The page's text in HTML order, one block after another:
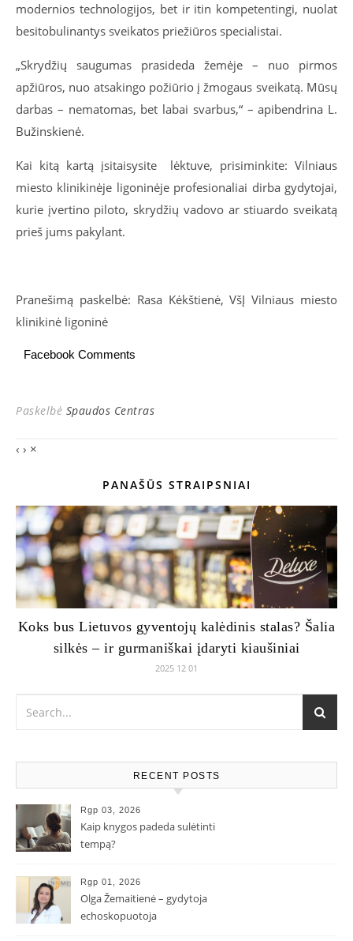
modernios technologijos, bet ir itin kompetentingi, nuolat
besitobulinantys sveikatos priežiūros specialistai.
„Skrydžių saugumas prasideda žemėje – nuo pirmos
apžiūros, nuo atsakingo požiūrio į žmogaus sveikatą. Mūsų
darbas – nematomas, bet labai svarbus,“ – apibendrina L.
Bužinskienė.
Kai kitą kartą įsitaisysite lėktuve, prisiminkite: Vilniaus
miesto klinikinėje ligoninėje profesionaliai dirba gydytojai,
kurie įvertino piloto, skrydžių vadovo ar stiuardo sveikatą
prieš jums pakylant.
Pranešimą paskelbė: Rasa Kėkštienė, VšĮ Vilniaus miesto
klinikinė ligoninė
Facebook Comments
Paskelbė Spaudos Centras
‹ › ×
PANAŠŪS STRAIPSNIAI
Koks bus Lietuvos gyventojų kalėdinis stalas? Šalia
silkės – ir gurmaniškai įdaryti kiaušiniai
2025 12 01
RECENT POSTS
Rgp 03, 2026
Kaip knygos padeda sulėtinti
tempą?
Rgp 01, 2026
Olga Žemaitienė – gydytoja
echoskopuotoja